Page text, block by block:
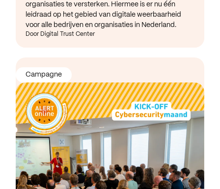
organisaties te versterken. Hiermee is er nu één
leidraad op het gebied van digitale weerbaarheid
voor alle bedrijven en organisaties in Nederland.
Door Digital Trust Center
Campagne